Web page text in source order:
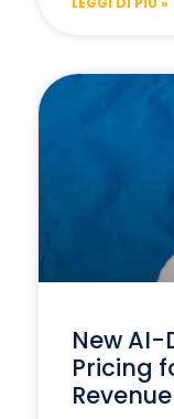
New AI-
Pricing
Revenue